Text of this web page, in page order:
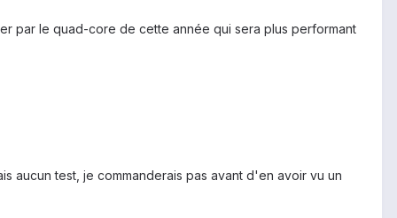
par le quad-core de cette année qui sera plus performant
aucun test, je commanderais pas avant d'en avoir vu un